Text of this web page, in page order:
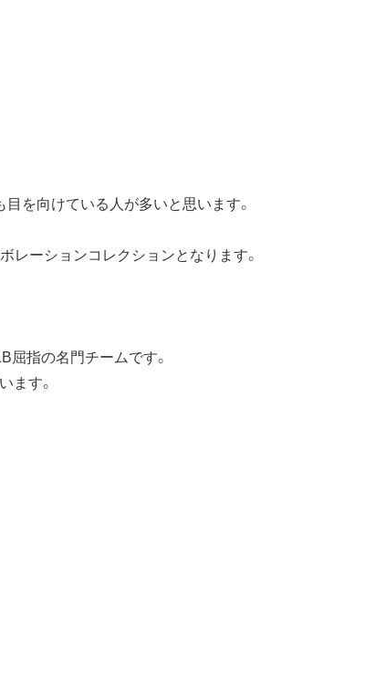
を向けている人が多いと思います。
レーションコレクションとなります。
屈指の名門チームです。
ます。